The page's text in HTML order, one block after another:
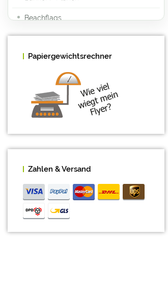
Beachflags
Bekleidung und Textilien
Beutel und Taschen
Bierdeckel
Bierkrüge
Bleistifte
Broschüren / Kataloge
Papiergewichtsrechner
Zahlen & Versand